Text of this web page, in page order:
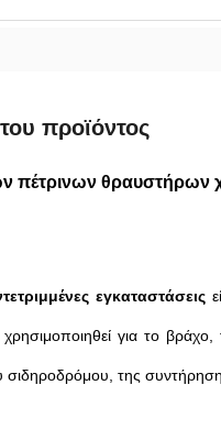
προϊόντος
πέτρινων θραυστήρων
εγκαταστάσεις
για το
σιδηροδρόμου, της